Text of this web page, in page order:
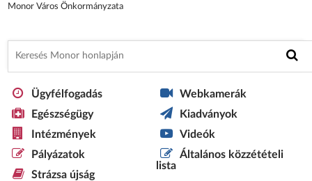
Monor Város Önkormányzata
Ügyfélfogadás
Egészségügy
Intézmények
Pályázatok
Strázsa újság
Webkamerák
Kiadványok
Videók
Általános közzétételi
lista